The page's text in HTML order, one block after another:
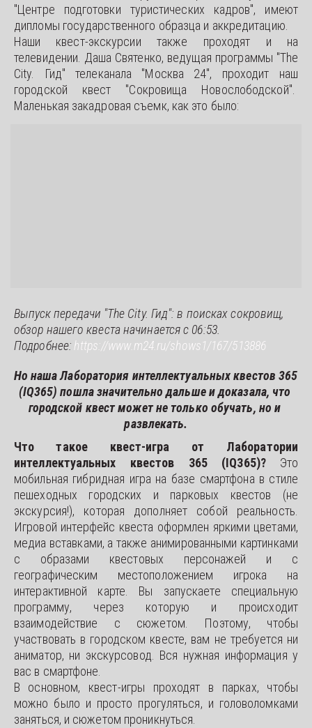
"Центре подготовки туристических кадров", имеют
дипломы государственного образца и аккредитацию.
Наши квест-экскурсии также проходят и на
телевидении. Даша Святенко, ведущая программы "The
City. Гид" телеканала "Москва 24", проходит наш
городской квест "Сокровища Новослободской".
Маленькая закадровая съемк, как это было:
Выпуск передачи "The City. Гид": в поисках сокровищ,
обзор нашего квеста начинается с 06:53.
Подробнее: https://www.m24.ru/shows1/167/513886
Но наша Лаборатория интеллектуальных квестов 365
(IQ365) пошла значительно дальше и доказала, что
городской квест может не только обучать, но и
развлекать.
Что такое квест-игра от Лаборатории
интеллектуальных квестов 365 (IQ365)?Это
мобильная гибридная игра на базе смартфона в стиле
пешеходных городских и парковых квестов (не
экскурсия!), которая дополняет собой реальность.
Игровой интерфейс квеста оформлен яркими цветами,
медиа вставками, а также анимированными картинками
с образами квестовых персонажей и с
географическим местоположением игрока на
интерактивной карте. Вы запускаете специальную
программу, через которую и происходит
взаимодействие с сюжетом. Поэтому, чтобы
участвовать в городском квесте, вам не требуется ни
аниматор, ни экскурсовод. Вся нужная информация у
вас в смартфоне.
В основном, квест-игры проходят в парках, чтобы
можно было и просто прогуляться, и головоломками
заняться, и сюжетом проникнуться.